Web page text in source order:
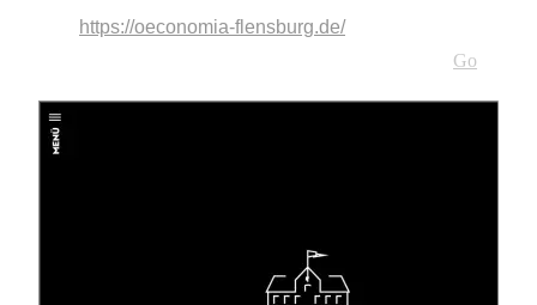
https://oeconomia-flensburg.de/
https://oeconomia-flensburg.de/
Go